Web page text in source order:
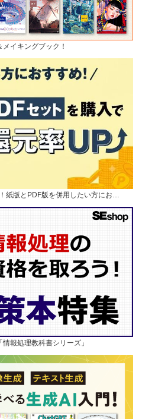
イキングブック！
紙版とPDF版を併用したい方にお…
報処理教科書シリーズ」